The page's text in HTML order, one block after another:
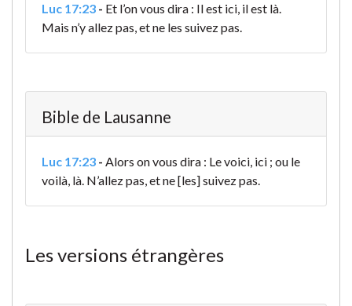
Luc 17:23 - Et l’on vous dira : Il est ici, il est là.
Mais n’y allez pas, et ne les suivez pas.
Bible de Lausanne
Luc 17:23 - Alors on vous dira : Le voici, ici ; ou le
voilà, là. N’allez pas, et ne [les] suivez pas.
Les versions étrangères